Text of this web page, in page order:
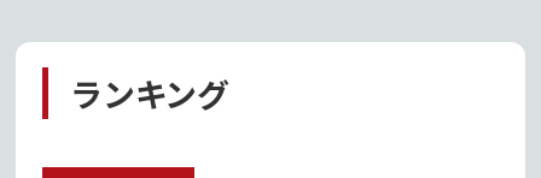
ランキング